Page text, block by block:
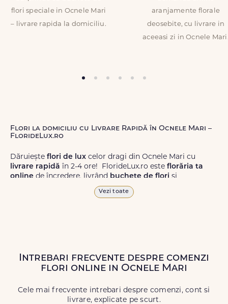
flori speciale in Ocnele Mari
– livrare rapida la domiciliu.
aranjamente florale
deosebite, cu livrare in
aceeasi zi in Ocnele
Flori la domiciliu cu Livrare Rapidă în Ocnele Mari –
FlorideLux.ro
Dăruiește flori de lux celor dragi din Ocnele Mari cu
livrare rapidă în 2-4 ore! FlorideLux.ro este florăria ta
online de încredere, livrând buchete de flori și
de calitate superioară în Ocnele Mari
Livrăm buchete de florichiar și înweekend , pentru ca tu
Vezi toate
Intrebari frecvente despre comenzi
flori online in Ocnele Mari
Cele mai frecvente intrebari despre comenzi, cont si
livrare, explicate pe scurt.